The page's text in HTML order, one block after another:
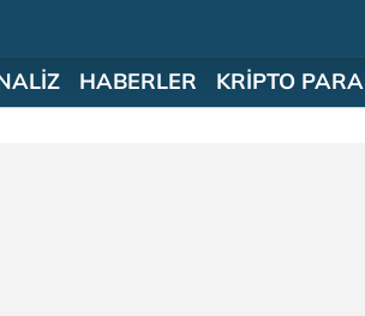
HABERLER KRİPTO PARA